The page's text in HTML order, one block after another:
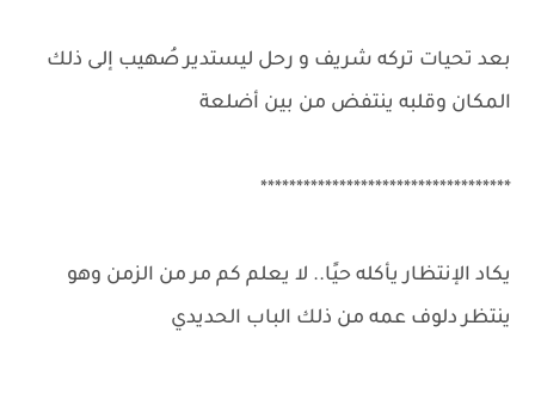
بعد تحيات تركه شريف و رحل ليستدير صُهيب إلى ذلك
المكان وقلبه ينتفض من بين أضلعة
***********************************
يكاد الإنتظار يأكله حيًا.. لا يعلم كم مر من الزمن وهو
ينتظر دلوف عمه من ذلك الباب الحديدي